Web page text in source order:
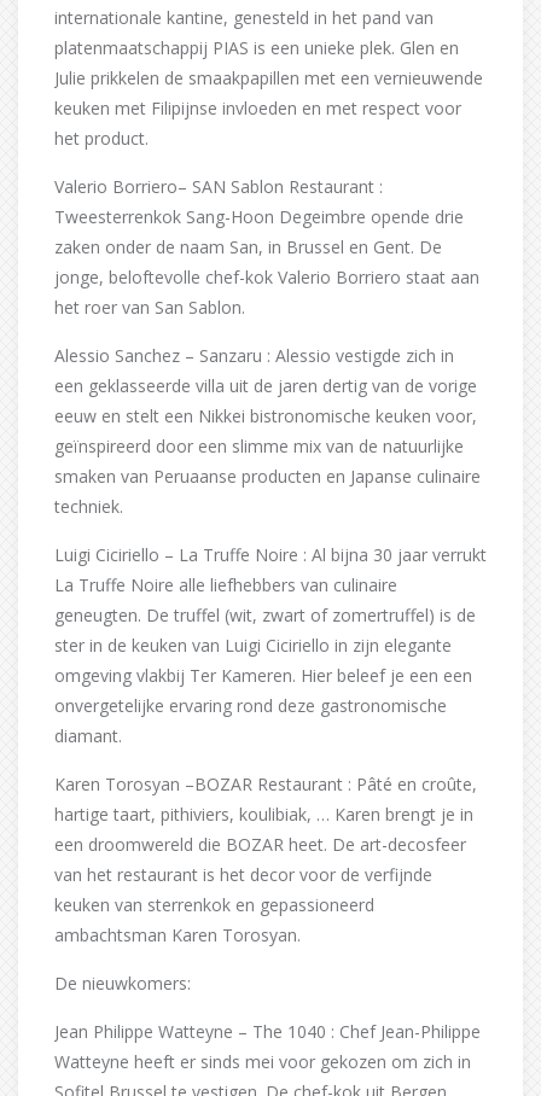
internationale kantine, genesteld in het pand van
platenmaatschappij PIAS is een unieke plek. Glen en
Julie prikkelen de smaakpapillen met een vernieuwende
keuken met Filipijnse invloeden en met respect voor
het product.
Valerio Borriero– SAN Sablon Restaurant :
Tweesterrenkok Sang-Hoon Degeimbre opende drie
zaken onder de naam San, in Brussel en Gent. De
jonge, beloftevolle chef-kok Valerio Borriero staat aan
het roer van San Sablon.
Alessio Sanchez – Sanzaru : Alessio vestigde zich in
een geklasseerde villa uit de jaren dertig van de vorige
eeuw en stelt een Nikkei bistronomische keuken voor,
geïnspireerd door een slimme mix van de natuurlijke
smaken van Peruaanse producten en Japanse culinaire
techniek.
Luigi Ciciriello – La Truffe Noire : Al bijna 30 jaar verrukt
La Truffe Noire alle liefhebbers van culinaire
geneugten. De truffel (wit, zwart of zomertruffel) is de
ster in de keuken van Luigi Ciciriello in zijn elegante
omgeving vlakbij Ter Kameren. Hier beleef je een een
onvergetelijke ervaring rond deze gastronomische
diamant.
Karen Torosyan –BOZAR Restaurant : Pâté en croûte,
hartige taart, pithiviers, koulibiak, … Karen brengt je in
een droomwereld die BOZAR heet. De art-decosfeer
van het restaurant is het decor voor de verfijnde
keuken van sterrenkok en gepassioneerd
ambachtsman Karen Torosyan.
De nieuwkomers:
Jean Philippe Watteyne – The 1040 : Chef Jean-Philippe
Watteyne heeft er sinds mei voor gekozen om zich in